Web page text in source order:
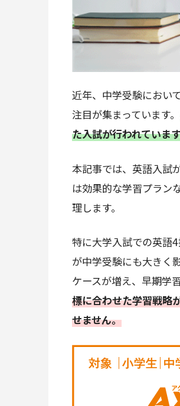
近年、中学受験におい
注目が集まっています。
た入試が行われていま
本記事では、英語入試
は効果的な学習プラン
理します。
特に大学入試での英語
が中学受験にも大きく
ケースが増え、早期学
標に合わせた学習戦略
せません。